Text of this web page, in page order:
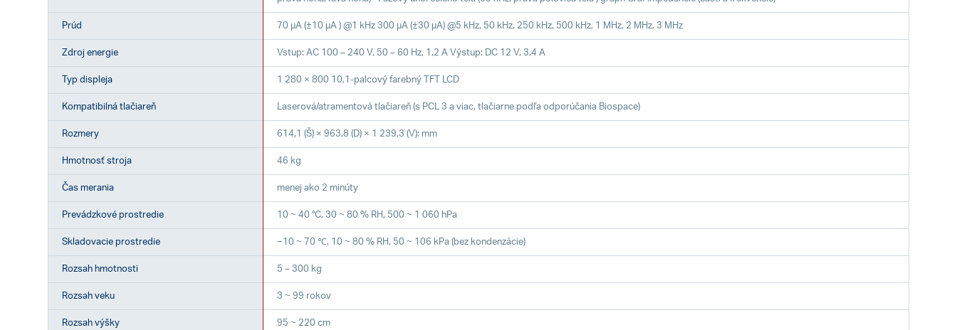
Prúd 70 µA (±10 µA ) @1 kHz 300 µA (±30 µA) @5 kHz, 50 kHz, 250 kHz, 500 kHz, 1 MHz, 2 MHz, 3 MHz
Zdroj energie Vstup: AC 100 – 240 V, 50 – 60 Hz, 1,2 A Výstup: DC 12 V, 3,4 A
Typ displeja 1 280 × 800 10,1-palcový farebný TFT LCD
Kompatibilná tlačiareň Laserová/atramentová tlačiareň (s PCL 3 a viac, tlačiarne podľa odporúčania Biospace)
Rozmery 614,1 (Š) × 963,8 (D) × 1 239,3 (V): mm
Hmotnosť stroja 46 kg
Čas merania menej ako 2 minúty
Prevádzkové prostredie 10 ~ 40 °C, 30 ~ 80 % RH, 500 ~ 1 060 hPa
Skladovacie prostredie −10 ~ 70 ℃, 10 ~ 80 % RH, 50 ~ 106 kPa (bez kondenzácie)
Rozsah hmotnosti 5 – 300 kg
Rozsah veku 3 ~ 99 rokov
Rozsah výšky 95 ~ 220 cm